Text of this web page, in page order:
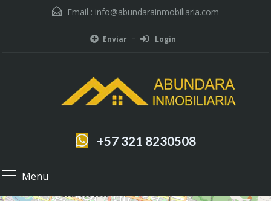
Email : info@abundarainmobiliaria.com
Enviar Login
+57 321 8230508
Menu